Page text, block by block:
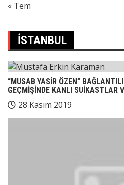
« Tem
İSTANBUL
“MUSAB YASİR ÖZEN”
GEÇMİŞİNDE KANLI SUİKASTLAR
28 Kasım 2019